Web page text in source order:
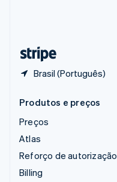
Brasil (Português)
Produtos e preços
Preços
Atlas
Reforço de autorização
Billing